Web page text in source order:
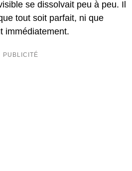
se dissolvait peu à peu. Il
tout soit parfait, ni que
immédiatement.